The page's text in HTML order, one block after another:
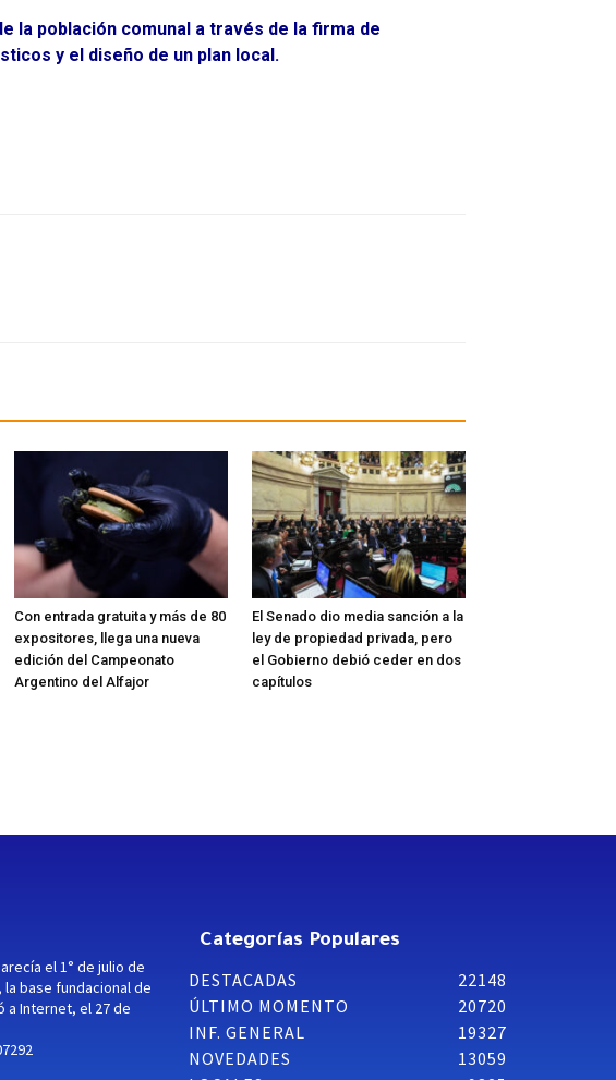
la población comunal a través de la firma de
y el diseño de un plan local.
Con entrada gratuita y más de 80
expositores, llega una nueva
edición del Campeonato
Argentino del Alfajor
El Senado dio media sanción a la
ley de propiedad privada, pero
el Gobierno debió ceder en dos
capítulos
el 1° de julio de
base fundacional de
a Internet, el 27 de
Categorías Populares
DESTACADAS
22148
ÚLTIMO MOMENTO
20720
INF. GENERAL
19327
NOVEDADES
13059